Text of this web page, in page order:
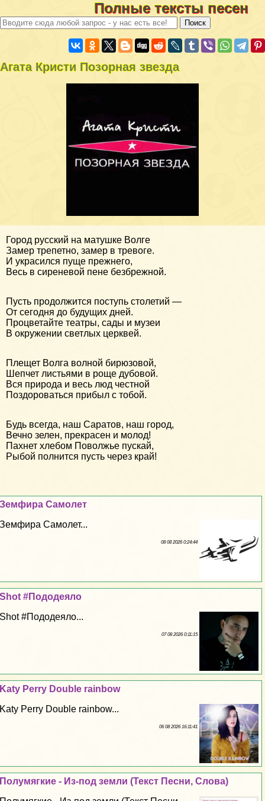
Полные тексты песен
Агата Кристи Позорная звезда
Город русский на матушке Волге
Замер трепетно, замер в тревоге.
И украсился пуще прежнего,
Весь в сиреневой пене безбрежной.
Пусть продолжится поступь столетий —
От сегодня до будущих дней.
Процветайте театры, сады и музеи
В окружении светлых церквей.
Плещет Волга волной бирюзовой,
Шепчет листьями в роще дубовой.
Вся природа и весь люд честной
Поздороваться прибыл с тобой.
Будь всегда, наш Саратов, наш город,
Вечно зелен, прекрасен и молод!
Пахнет хлебом Поволжье пускай,
Рыбой полнится пусть через край!
Земфира Самолет
Земфира Самолет...
08 08 2026 0:24:44
Shot #Пододеяло
Shot #Пододеяло...
07 08 2026 0:11:15
Katy Perry Double rainbow
Katy Perry Double rainbow...
06 08 2026 16:11:41
Полумягкие - Из-под земли (Текст Песни, Слова)